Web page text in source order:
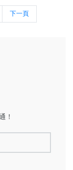
下一頁
！